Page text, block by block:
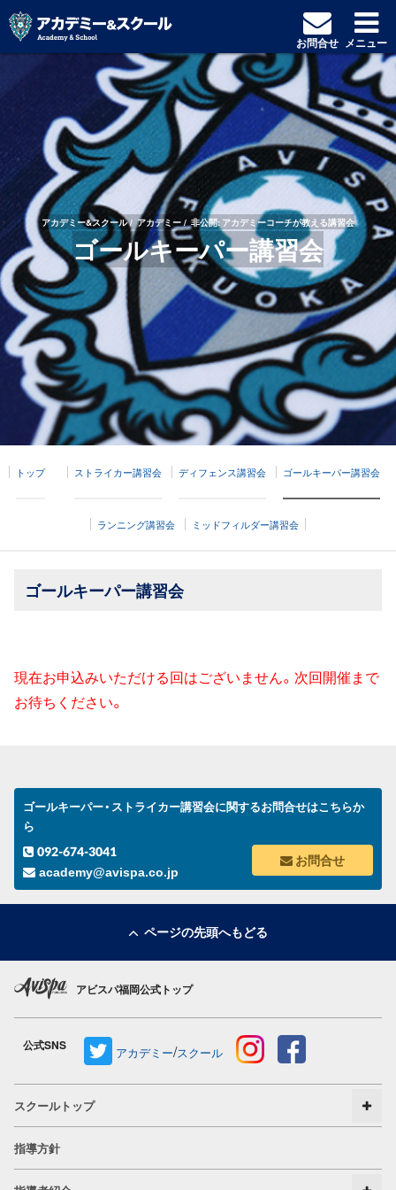
アカデミー&スクール アカデミー 非公開: アカデミーコーチが教える講習会
ゴールキーパー講習会
お問合せ メニュー
トップ ストライカー講習会 ディフェンス講習会 ゴールキーパー講習会
ランニング講習会 ミッドフィルダー講習会
ゴールキーパー講習会
現在お申込みいただける回はございません。次回開催まで
お待ちください。
ゴールキーパー・ストライカー講習会に関するお問合せはこちらか
ら
092-674-3041
academy@avispa.co.jp
お問合せ
ページの先頭へもどる
アビスパ福岡公式トップ
公式SNS アカデミー/スクール
スクールトップ
指導方針